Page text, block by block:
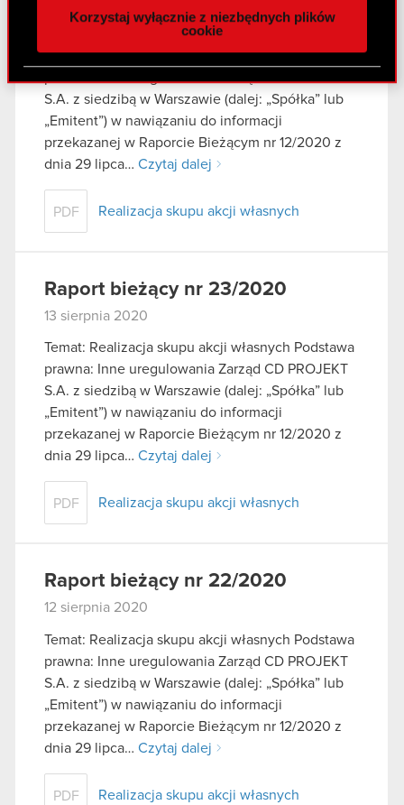
z naszej witryny, udostępniamy partnerom
Partnerzy mogą połączyć te informacje z innymi
danymi otrzymanymi od Ciebie lub uzyskanymi
podczas korzystania z ich usług. Kontynuując
korzystanie z naszej witryny, zgadasz się na
używanie plików cookie.
Korzystaj wyłącznie z niezbędnych plików
cookie
14 sierpnia 2020
Temat: Realizacja skupu akcji własnych Podstawa
S.A. z siedzibą w Warszawie (dalej: „Spółka” lub
„Emitent”) w nawiązaniu do informacji
przekazanej w Raporcie Bieżącym nr 12/2020 z
dnia 29 lipca… Czytaj dalej
PDF Realizacja skupu akcji własnych
Raport bieżący nr 23/2020
13 sierpnia 2020
Temat: Realizacja skupu akcji własnych Podstawa
prawna: Inne uregulowania Zarząd CD PROJEKT
S.A. z siedzibą w Warszawie (dalej: „Spółka” lub
„Emitent”) w nawiązaniu do informacji
przekazanej w Raporcie Bieżącym nr 12/2020 z
dnia 29 lipca… Czytaj dalej
PDF Realizacja skupu akcji własnych
Raport bieżący nr 22/2020
12 sierpnia 2020
Temat: Realizacja skupu akcji własnych Podstawa
prawna: Inne uregulowania Zarząd CD PROJEKT
S.A. z siedzibą w Warszawie (dalej: „Spółka” lub
„Emitent”) w nawiązaniu do informacji
przekazanej w Raporcie Bieżącym nr 12/2020 z
dnia 29 lipca… Czytaj dalej
PDF Realizacja skupu akcji własnych